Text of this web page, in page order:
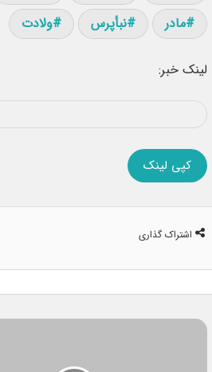
مادر
نبأپرس ولادت
لینک خبر:
کپی لینک
اشتراک گذاری